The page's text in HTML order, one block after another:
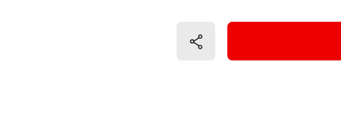
공유하기